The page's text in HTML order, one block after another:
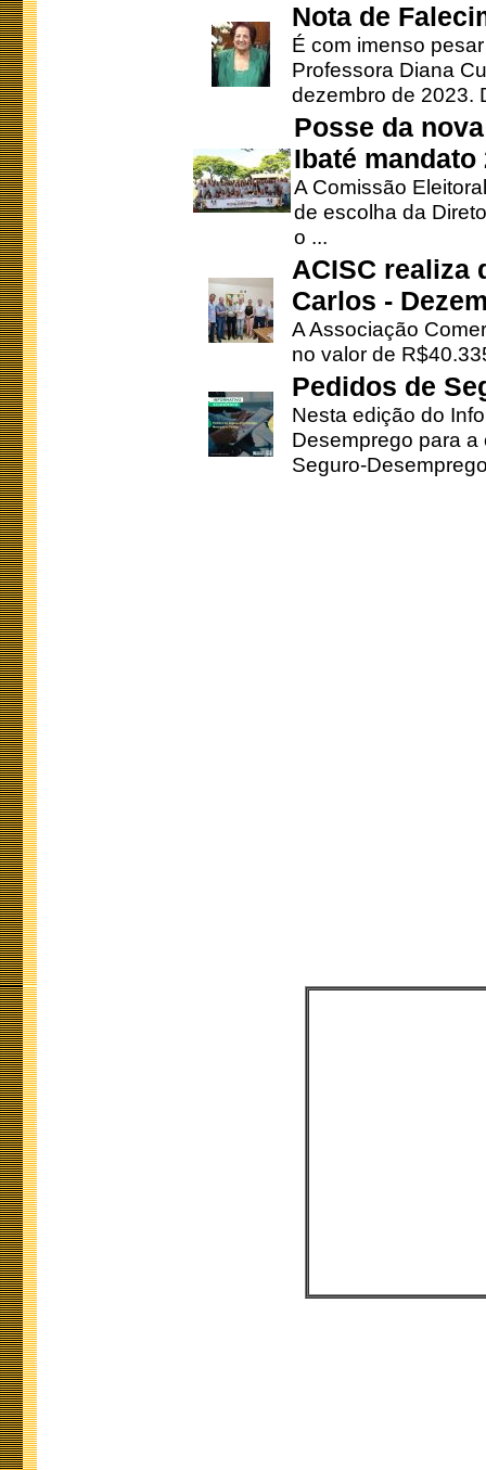
Nota de
É com imenso
Professora Diana
dezembro de 2023.
Posse da
Ibaté mandato
A Comissão
de escolha da
o ...
ACISC realiza
Carlos -
A Associação
no valor de
Pedidos de
Nesta edição do
Desemprego para
Seguro-